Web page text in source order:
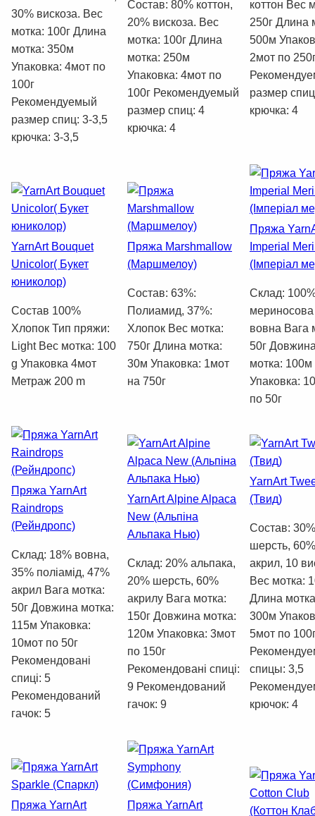
30% вискоза. Вес
мотка: 100г Длина
мотка: 350м
Упаковка: 4мот по
100г
Рекомендуемый
размер спиц: 3-3,5
крючка: 3-3,5
Состав: 80% коттон,
20% вискоза. Вес
мотка: 100г Длина
мотка: 250м
Упаковка: 4мот по
100г Рекомендуемый
размер спиц: 4
крючка: 4
коттон Вес
250г Длина
500м
2мот по
размер
крючка: 4
YarnArt Bouquet
Unicolor( Букет
юниколор)
Состав 100%
Хлопок Тип пряжи:
Light Вес мотка: 100
g Упаковка 4мот
Метраж 200 m
Пряжа Marshmallow
(Маршмелоу)
Состав: 63%:
Полиамид, 37%:
Хлопок Вес мотка:
750г Длина мотка:
30м Упаковка: 1мот
на 750г
Пряжа
Imperial
(Імперіал
Склад:
мериносова
вовна Вага
50г
мотка: 100м
Упаковка:
по 50г
Пряжа YarnArt
Raindrops
(Рейндропс)
Склад: 18% вовна,
35% поліамід, 47%
акрил Вага мотка:
50г Довжина мотка:
115м Упаковка:
10мот по 50г
Рекомендовані
спиці: 5
Рекомендований
гачок: 5
YarnArt Alpine Alpaca
New (Альпіна
Альпака Нью)
Склад: 20% альпака,
20% шерсть, 60%
акрилу Вага мотка:
150г Довжина мотка:
120м Упаковка: 3мот
по 150г
Рекомендовані спиці:
9 Рекомендований
гачок: 9
YarnArt
(Твид)
Состав: 30%
шерсть, 60%
акрил, 10
Вес мотка:
Длина
300м
5мот по
спицы: 3,5
крючок: 4
Пряжа YarnArt
Пряжа YarnArt